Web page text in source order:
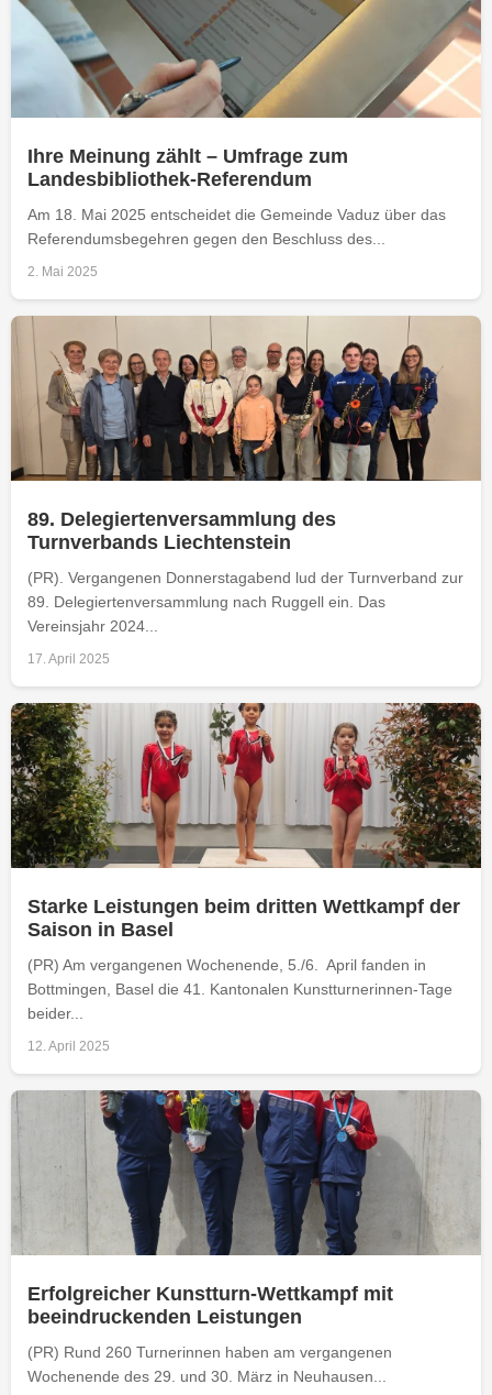
Ihre Meinung zählt – Umfrage zum
Landesbibliothek-Referendum
Am 18. Mai 2025 entscheidet die Gemeinde Vaduz über das
Referendumsbegehren gegen den Beschluss des...
2. Mai 2025
89. Delegiertenversammlung des
Turnverbands Liechtenstein
(PR). Vergangenen Donnerstagabend lud der Turnverband zur
89. Delegiertenversammlung nach Ruggell ein. Das
Vereinsjahr 2024...
17. April 2025
Starke Leistungen beim dritten Wettkampf der
Saison in Basel
(PR) Am vergangenen Wochenende, 5./6. April fanden in
Bottmingen, Basel die 41. Kantonalen Kunstturnerinnen-Tage
beider...
12. April 2025
Erfolgreicher Kunstturn-Wettkampf mit
beeindruckenden Leistungen
(PR) Rund 260 Turnerinnen haben am vergangenen
Wochenende des 29. und 30. März in Neuhausen...